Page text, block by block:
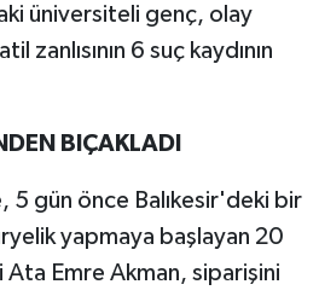
üniversiteli genç, olay
zanlısının 6 suç kaydının
BIÇAKLADI
5 gün önce Balıkesir'deki bir
yapmaya başlayan 20
Ata Emre Akman, siparişini